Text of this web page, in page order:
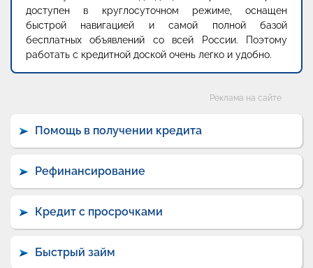
доступен в круглосуточном режиме, оснащен
быстрой навигацией и самой полной базой
бесплатных объявлений со всей России. Поэтому
работать с кредитной доской очень легко и удобно.
Реклама на сайте
Помощь в получении кредита
Рефинансирование
Кредит с просрочками
Быстрый займ